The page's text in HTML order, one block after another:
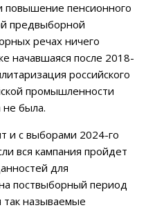
повышение пенсионного
предвыборной
речах ничего
начавшаяся после 2018-
российского
промышленности
была.
и с выборами 2024-го
вся кампания пройдет
для
поствыборный период
так называемые